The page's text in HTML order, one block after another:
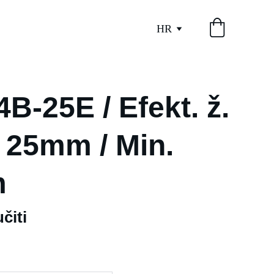
HR
25E / Efekt. ž.
/ Min.